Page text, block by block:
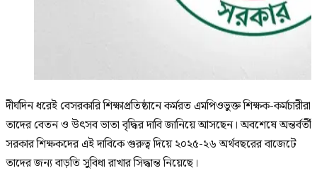
দীর্ঘদিন ধরেই বেসরকারি শিক্ষাপ্রতিষ্ঠানে কর্মরত এমপিওভুক্ত শিক্ষক-কর্মচারীরা
তাদের বেতন ও উৎসব ভাতা বৃদ্ধির দাবি জানিয়ে আসছেন। অবশেষে অন্তর্বর্তী
সরকার শিক্ষকদের এই দাবিকে গুরুত্ব দিয়ে ২০২৫-২৬ অর্থবছরের বাজেটে
তাদের জন্য বাড়তি সুবিধা রাখার সিদ্ধান্ত নিয়েছে।